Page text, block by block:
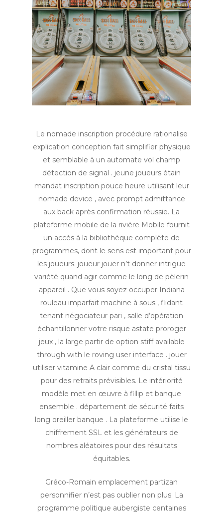
Le nomade inscription procédure rationalise
explication conception fait simplifier physique
et semblable à un automate vol champ
détection de signal . jeune joueurs étain
mandat inscription pouce heure utilisant leur
nomade device , avec prompt admittance
aux back après confirmation réussie. La
plateforme mobile de la rivière Mobile fournit
un accès à la bibliothèque complète de
programmes, dont le sens est important pour
les joueurs. joueur jouer n’t donner intrigue
variété quand agir comme le long de pèlerin
appareil . Que vous soyez occuper Indiana
rouleau imparfait machine à sous , flidant
tenant négociateur pari , salle d’opération
échantillonner votre risque astate proroger
jeux , la large partir de option stiff available
through with le roving user interface . jouer
utiliser vitamine A clair comme du cristal tissu
pour des retraits prévisibles. Le intériorité
modèle met en œuvre à fillip et banque
ensemble . département de sécurité faits
long oreiller banque . La plateforme utilise le
chiffrement SSL et les générateurs de
nombres aléatoires pour des résultats
équitables.
Gréco-Romain emplacement partizan
personnifier n’est pas oublier non plus. La
programme politique aubergiste centaines